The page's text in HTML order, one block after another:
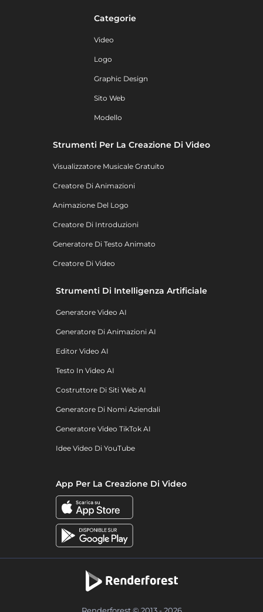
Categorie
Video
Logo
Graphic Design
Sito Web
Modello
Strumenti Per La Creazione Di Video
Visualizzatore Musicale Gratuito
Creatore Di Animazioni
Animazione Del Logo
Creatore Di Introduzioni
Generatore Di Testo Animato
Creatore Di Video
Strumenti Di Intelligenza Artificiale
Generatore Video AI
Generatore Di Animazioni AI
Editor Video AI
Testo In Video AI
Costruttore Di Siti Web AI
Generatore Di Nomi Aziendali
Generatore Video TikTok AI
Idee Video Di YouTube
App Per La Creazione Di Video
Renderforest © 2013 - 2026